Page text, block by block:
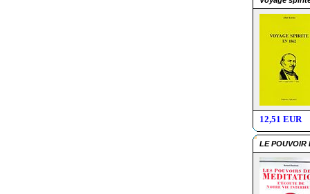
12,51 EUR
LE POUVOIR